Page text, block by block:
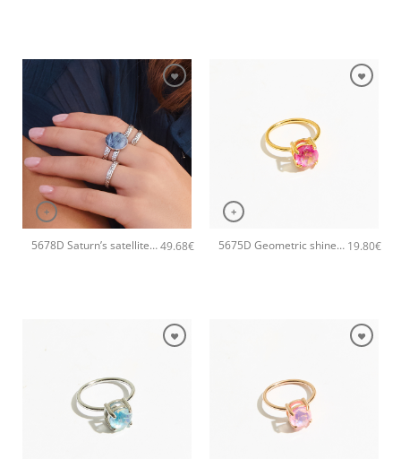
+
5678D Saturn’s satellite stone χειροποίητο δαχτυλιδι Catherine bijoux Ασημί49.68€
+
5675D Geometric shine small χειροποίητο δαχτυλιδι Catherine bijoux Φούξια 19.80€